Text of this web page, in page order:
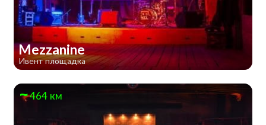
Mezzanine
Ивент площадка
464 км